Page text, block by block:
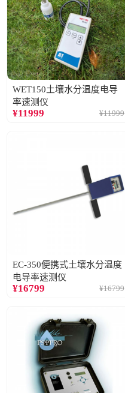
WET150土壤水分温度电导
率速测仪
¥11999 ¥11999
EC-350便携式土壤水分温度
电导率速测仪
¥16799 ¥16799